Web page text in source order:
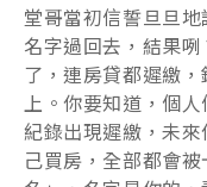
堂哥當初信誓旦旦
名字過回去，結果
了，連房貸都遲繳
上。你要知道，個
紀錄出現遲繳，未
己買房，全部都會